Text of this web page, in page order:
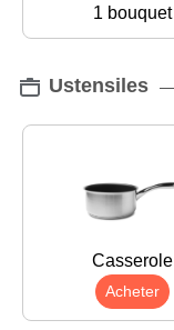
1 bouquet
Ustensiles
Casserole
Acheter